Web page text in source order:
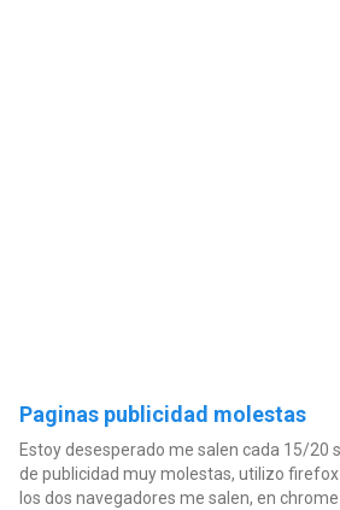
Paginas publicidad molestas
Estoy desesperado me salen cada 15/20
de publicidad muy molestas, utilizo
los dos navegadores me salen, en